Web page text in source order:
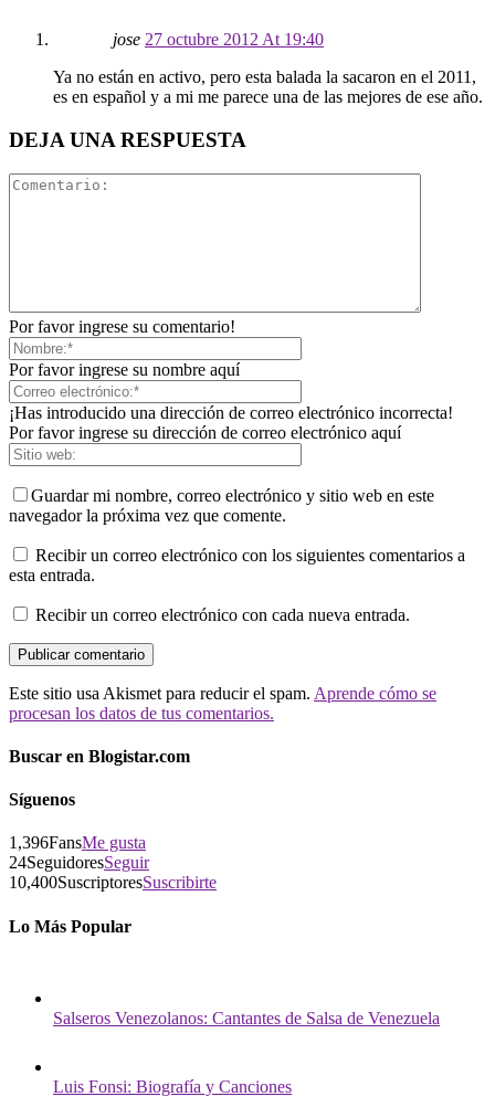
jose 27 octubre 2012 At 19:40
Ya no están en activo, pero esta balada la sacaron en el 2011,
es en español y a mi me parece una de las mejores de ese año.
DEJA UNA RESPUESTA
Por favor ingrese su comentario!
Por favor ingrese su nombre aquí
¡Has introducido una dirección de correo electrónico incorrecta!
Por favor ingrese su dirección de correo electrónico aquí
Guardar mi nombre, correo electrónico y sitio web en este
navegador la próxima vez que comente.
Recibir un correo electrónico con los siguientes comentarios a
esta entrada.
Recibir un correo electrónico con cada nueva entrada.
Este sitio usa Akismet para reducir el spam. Aprende cómo se
procesan los datos de tus comentarios.
Buscar en Blogistar.com
Síguenos
1,396FansMe gusta
24SeguidoresSeguir
10,400SuscriptoresSuscribirte
Lo Más Popular
Salseros Venezolanos: Cantantes de Salsa de Venezuela
Luis Fonsi: Biografía y Canciones